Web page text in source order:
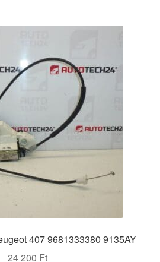
407 9681333380 9135AY
24 200 Ft